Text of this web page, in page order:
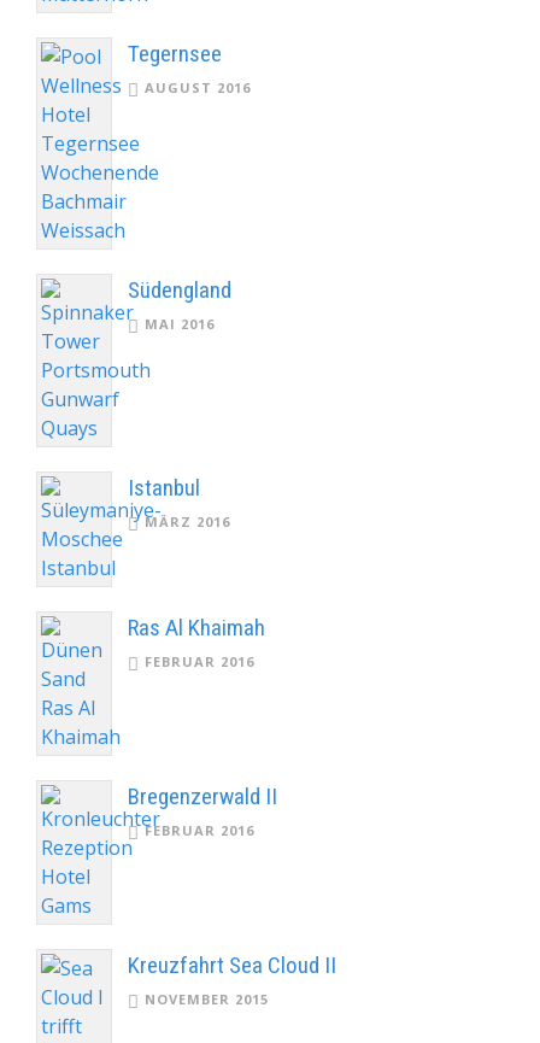
Tegernsee
AUGUST 2016
Südengland
MAI 2016
Istanbul
MÄRZ 2016
Ras Al Khaimah
FEBRUAR 2016
Bregenzerwald II
FEBRUAR 2016
Kreuzfahrt Sea Cloud II
NOVEMBER 2015